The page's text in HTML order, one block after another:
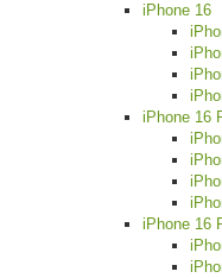
iPhone 16
iPhone 16
iPhone 16